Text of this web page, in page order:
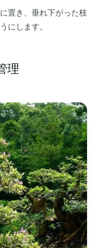
置き、垂れ下がった枝
にします。
理